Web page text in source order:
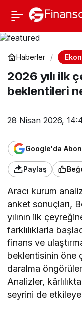
Haberler
2026 yılı ilk
beklentileri
28 Nisan 2026,
Google'da
Paylaş
Aracı kurum
anket sonuçları,
yılının ilk
farklılıklarla
finans ve
beklentisinin öne
daralma
Analizler,
seyrini de
2026 yılı ilk çeyrek
sektörel kar